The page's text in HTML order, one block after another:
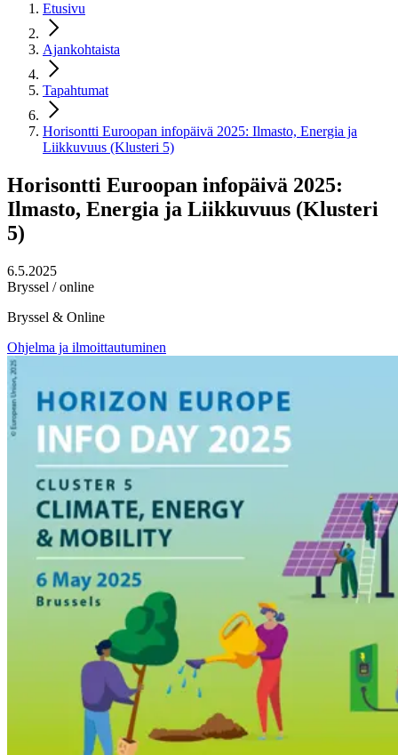
Etusivu
Ajankohtaista
Tapahtumat
Horisontti Euroopan infopäivä 2025: Ilmasto, Energia ja
Liikkuvuus (Klusteri 5)
Horisontti Euroopan infopäivä 2025:
Ilmasto, Energia ja Liikkuvuus (Klusteri
5)
6.5.2025
Bryssel / online
Bryssel & Online
Ohjelma ja ilmoittautuminen